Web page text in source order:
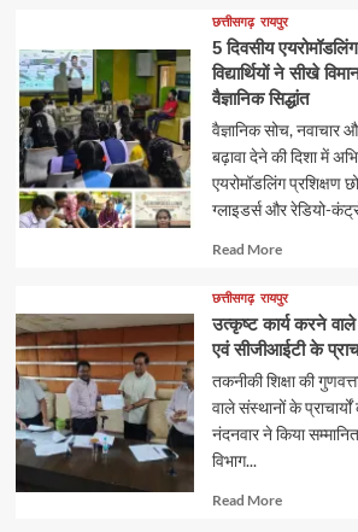
about
छत्तीसगढ़ रायपुर
5 दिवसीय
विद्यार्थियों ने सीखे
वैज्ञानिक सिद्धांत
वैज्ञानिक सोच, नवाचार
बढ़ावा देने की दिशा में
एयरोमॉडलिंग प्रशिक्षण
ग्लाइडर्स और रेडियो-
Read MoreRead
about
छत्तीसगढ़ रायपुर
उत्कृष्ट कार्य करने
एवं सीजीआईटी के
तकनीकी शिक्षा की
वाले संस्थानों के
नंदनवार ने किया
विभाग...
Read MoreRead